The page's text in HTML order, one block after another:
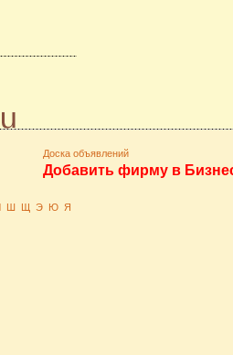
Доска объявлений
Добавить фирму в
Ш Щ Э Ю Я